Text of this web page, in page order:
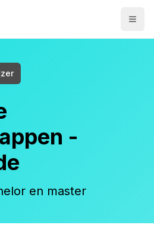
-
en master